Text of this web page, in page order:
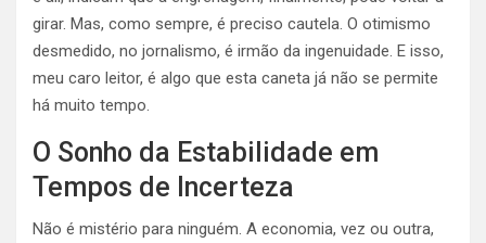
girar. Mas, como sempre, é preciso cautela. O otimismo
desmedido, no jornalismo, é irmão da ingenuidade. E isso,
meu caro leitor, é algo que esta caneta já não se permite
há muito tempo.
O Sonho da Estabilidade em
Tempos de Incerteza
Não é mistério para ninguém. A economia, vez ou outra,